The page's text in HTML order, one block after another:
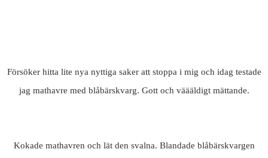
Försöker hitta lite nya nyttiga saker att stoppa i mig och idag testade
jag mathavre med blåbärskvarg. Gott och väääldigt mättande.
Kokade mathavren och lät den svalna. Blandade blåbärskvargen